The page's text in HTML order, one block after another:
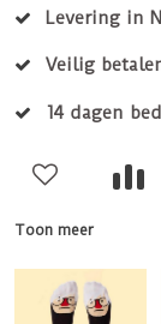
Levering in
Veilig
14 dagen
Toon meer